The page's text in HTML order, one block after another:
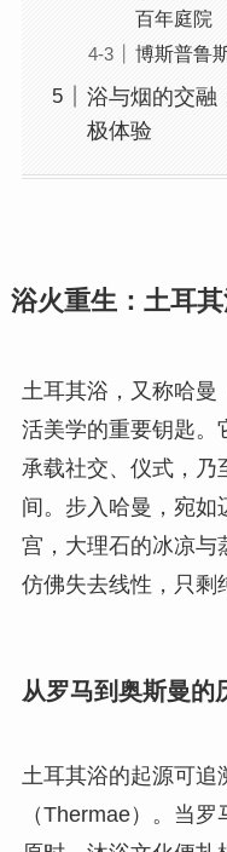
百年庭院
博斯普鲁
浴与烟的交融
极体验
浴火重生：土耳
土耳其浴，又称哈曼
活美学的重要钥匙。
承载社交、仪式，乃
间。步入哈曼，宛如
宫，大理石的冰凉与
仿佛失去线性，只剩
从罗马到奥斯曼的
土耳其浴的起源可追
（Thermae）。当